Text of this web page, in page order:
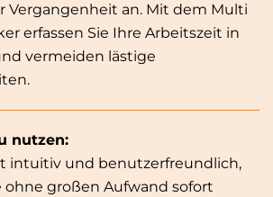
Vergangenheit an. Mit dem Multi
erfassen Sie Ihre Arbeitszeit in
vermeiden lästige
nutzen:
intuitiv und benutzerfreundlich,
ohne großen Aufwand sofort